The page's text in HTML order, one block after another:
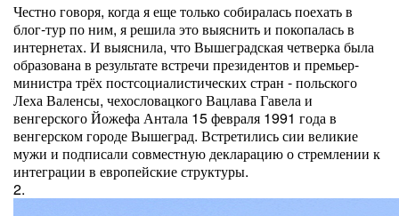
Честно говоря, когда я еще только собиралась поехать в
блог-тур по ним, я решила это выяснить и покопалась в
интернетах. И выяснила, что Вышеградская четверка была
образована в результате встречи президентов и премьер-
министра трёх постсоциалистических стран - польского
Леха Валенсы, чехословацкого Вацлава Гавела и
венгерского Йожефа Антала 15 февраля 1991 года в
венгерском городе Вышеград. Встретились сии великие
мужи и подписали совместную декларацию о стремлении к
интеграции в европейские структуры.
2.